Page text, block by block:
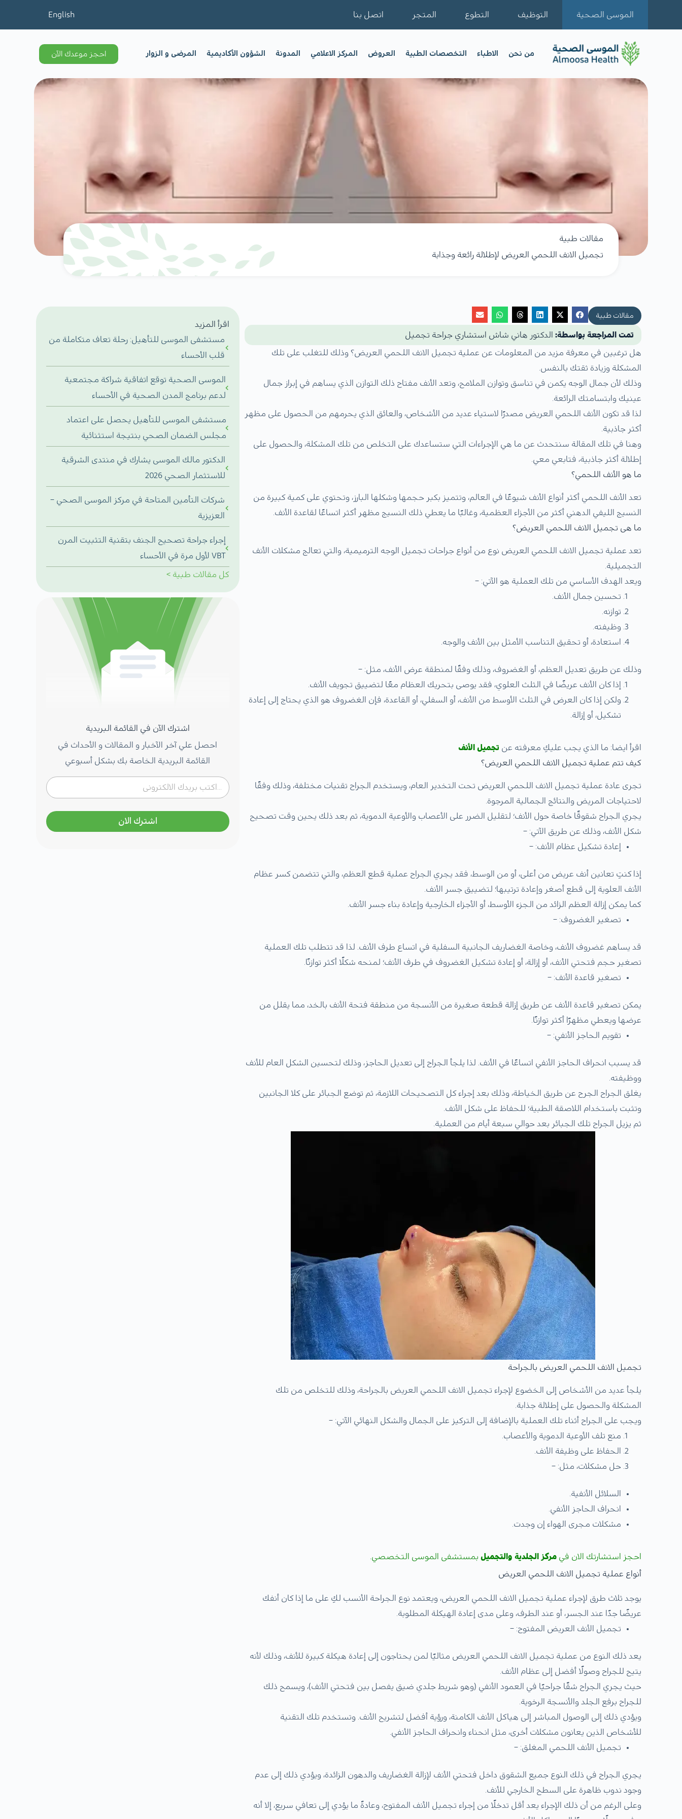
الموسى الصحية التوظيف التطوع المتجر اتصل بنا English
من نحن الاطباء التخصصات الطبية العروض المركز الاعلامي المدونة الشؤون الأكاديمية المرضى و الزوار احجز موعدك الآن
مقالات طبية
تجميل الانف اللحمي العريض لإطلالة رائعة وجذابة
مقالات طبية
تمت المراجعة بواسطة: الدكتور هاني شاش استشاري جراحة تجميل
هل ترغبين في معرفة مزيد من المعلومات عن عملية تجميل الانف اللحمي العريض؟ وذلك للتغلب على تلك
المشكلة وزيادة ثقتك بالنفس.
وذلك لأن جمال الوجه يكمن في تناسق وتوازن الملامح، وتعد الأنف مفتاح ذلك التوازن الذي يساهم في إبراز جمال
عينيك وابتسامتك الرائعة.
لذا قد تكون الأنف اللحمي العريض مصدرًا لاستياء عديد من الأشخاص، والعائق الذي يحرمهم من الحصول على مظهر
أكثر جاذبية.
وهنا في تلك المقالة سنتحدث عن ما هي الإجراءات التي ستساعدك على التخلص من تلك المشكلة، والحصول على
إطلالة أكثر جاذبية، فتابعي معي.
ما هو الأنف اللحمي؟
تعد الأنف اللحمي أكثر أنواع الأنف شيوعًا في العالم، وتتميز بكبر حجمها وشكلها البارز، وتحتوي على كمية كبيرة من
النسيج الليفي الدهني أكثر من الأجزاء العظمية، وغالبًا ما يعطي ذلك النسيج مظهر أكثر اتساعًا لقاعدة الأنف.
ما هى تجميل الانف اللحمي العريض؟
تعد عملية تجميل الانف اللحمي العريض نوع من أنواع جراحات تجميل الوجه الترميمية، والتي تعالج مشكلات الأنف
التجميلية.
ويعد الهدف الأساسي من تلك العملية هو الآتي: –
تحسين جمال الأنف.
توازنه.
وظيفته.
استعادة، أو تحقيق التناسب الأمثل بين الأنف والوجه.
وذلك عن طريق تعديل العظم، أو الغضروف، وذلك وفقًا لمنطقة عرض الأنف، مثل: –
إذا كان الأنف عريضًا في الثلث العلوي، فقد يوصى بتحريك العظام معًا لتضييق تجويف الأنف.
ولكن إذا كان العرض في الثلث الأوسط من الأنف، أو السفلي، أو القاعدة، فإن الغضروف هو الذي يحتاج إلى إعادة
تشكيل، أو إزالة.
اقرأ ايضا: ما الذي يجب عليكِ معرفته عن تجميل الأنف
كيف تتم عملية تجميل الانف اللحمي العريض؟
تجرى عادة عملية تجميل الانف اللحمي العريض تحت التخدير العام، ويستخدم الجراح تقنيات مختلفة، وذلك وفقًا
لاحتياجات المريض والنتائج الجمالية المرجوة.
يجري الجراح شقوقًا خاصة حول الأنف؛ لتقليل الضرر على الأعصاب والأوعية الدموية، ثم بعد ذلك يحين وقت تصحيح
شكل الأنف، وذلك عن طريق الآتي: –
إعادة تشكيل عظام الأنف: –
إذا كنتِ تعانين أنف عريض من أعلى، أو من الوسط، فقد يجري الجراح عملية قطع العظم، والتي تتضمن كسر عظام
الأنف العلوية إلى قطع أصغر وإعادة ترتيبها؛ لتضييق جسر الأنف.
كما يمكن إزالة العظم الزائد من الجزء الأوسط، أو الأجزاء الخارجية وإعادة بناء جسر الأنف.
تصغير الغضروف: –
قد يساهم غضروف الأنف، وخاصة الغضاريف الجانبية السفلية في اتساع طرف الأنف. لذا قد تتطلب تلك العملية
تصغير حجم فتحتي الأنف، أو إزالة، أو إعادة تشكيل الغضروف في طرف الأنف؛ لمنحه شكلًا أكثر توازنًا.
تصغير قاعدة الأنف: –
يمكن تصغير قاعدة الأنف عن طريق إزالة قطعة صغيرة من الأنسجة من منطقة فتحة الأنف بالخد، مما يقلل من
عرضها ويعطي مظهرًا أكثر توازنًا.
تقويم الحاجز الأنفي: –
قد يسبب انحراف الحاجز الأنفي اتساعًا في الأنف. لذا يلجأ الجراح إلى تعديل الحاجز، وذلك لتحسين الشكل العام للأنف
ووظيفته.
يغلق الجراح الجرح عن طريق الخياطة، وذلك بعد إجراء كل التصحيحات اللازمة، ثم توضع الجبائر على كلا الجانبين
وتثبت باستخدام اللاصقة الطبية؛ للحفاظ على شكل الأنف.
ثم يزيل الجراح تلك الجبائر بعد حوالي سبعة أيام من العملية.
تجميل الانف اللحمي العريض بالجراحة
يلجأ عديد من الأشخاص إلى الخضوع لإجراء تجميل الانف اللحمي العريض بالجراحة، وذلك للتخلص من تلك
المشكلة والحصول على إطلالة جذابة.
ويجب على الجراح أثناء تلك العملية بالإضافة إلى التركيز على الجمال والشكل النهائي الآتي: –
منع تلف الأوعية الدموية والأعصاب.
الحفاظ على وظيفة الأنف.
حل مشكلات، مثل: –
السلائل الأنفية.
انحراف الحاجز الأنفي.
مشكلات مجرى الهواء إن وجدت.
احجز استشارتك الان فيمركز الجلدية والتجميل بمستشفى الموسى التخصصي.
أنواع عملية تجميل الانف اللحمي العريض
يوجد ثلاث طرق لإجراء عملية تجميل الانف اللحمي العريض، ويعتمد نوع الجراحة الأنسب لكِ على ما إذا كان أنفك
عريضًا جدًا عند الجسر، أو عند الطرف، وعلى مدى إعادة الهيكلة المطلوبة.
تجميل الأنف العريض المفتوح: –
يعد ذلك النوع من عملية تجميل الانف اللحمي العريض مثاليًا لمن يحتاجون إلى إعادة هيكلة كبيرة للأنف، وذلك لأنه
يتيح للجراح وصولًا أفضل إلى عظام الأنف.
حيث يجري الجراح شقًا جراحيًا في العمود الأنفي (وهو شريط جلدي ضيق يفصل بين فتحتي الأنف)، ويسمح ذلك
للجراح برفع الجلد والأنسجة الرخوية.
ويؤدي ذلك إلى الوصول المباشر إلى هياكل الأنف الكامنة، ورؤية أفضل لتشريح الأنف. وتستخدم تلك التقنية
للأشخاص الذين يعانون مشكلات أخرى، مثل انحناء وانحراف الحاجز الأنفي.
تجميل الأنف اللحمي المغلق: –
يجري الجراح في ذلك النوع جميع الشقوق داخل فتحتي الأنف لإزالة الغضاريف والدهون الزائدة، ويؤدي ذلك إلى عدم
وجود ندوب ظاهرة على السطح الخارجي للأنف.
وعلى الرغم من أن ذلك الإجراء يعد أقل تدخلًا من إجراء تجميل الأنف المفتوح، وعادةً ما يؤدي إلى تعافي سريع، إلا أنه
اقرأ المزيد
مستشفى الموسى للتأهيل: رحلة تعاف متكاملة من
قلب الأحساء
الموسى الصحية توقع اتفاقية شراكة مجتمعية
لدعم برنامج المدن الصحية في الأحساء
مستشفى الموسى للتأهيل يحصل على اعتماد
مجلس الضمان الصحي بنتيجة استثنائية
الدكتور مالك الموسى يشارك في منتدى الشرقية
للاستثمار الصحي 2026
شركات التأمين المتاحة في مركز الموسى الصحي –
العزيزية
إجراء جراحة تصحيح الجنف بتقنية التثبيت المرن
VBT لأول مرة في الأحساء
كل مقالات طبية >
اشترك الآن في القائمة البريدية
احصل علي آخر الآخبار و المقالات و الأحداث في
القائمة البريدية الخاصة بك بشكل أسبوعي
اشترك الان